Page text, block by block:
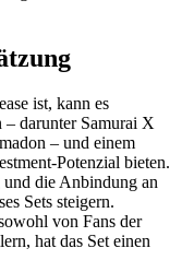
ist, kann es
darunter Samurai X
– und einem
Potenzial bieten.
die Anbindung an
Sets steigern.
von Fans der
hat das Set einen